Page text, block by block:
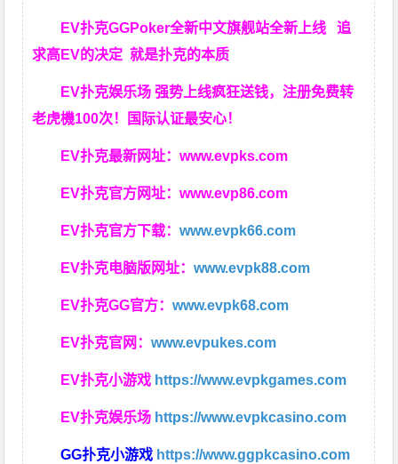
EV扑克GGPoker全新中文旗舰站全新上线 追
求高EV的决定就是扑克的本质
EV扑克娱乐场 强势上线疯狂送钱，注册免费转
老虎機100次！国际认证最安心！
EV扑克最新网址：www.evpks.com
EV扑克官方网址：www.evp86.com
EV扑克官方下载：www.evpk66.com
EV扑克电脑版网址：www.evpk88.com
EV扑克GG官方：www.evpk68.com
EV扑克官网：www.evpukes.com
EV扑克小游戏 https://www.evpkgames.com
EV扑克娱乐场 https://www.evpkcasino.com
GG扑克小游戏 https://www.ggpkcasino.com